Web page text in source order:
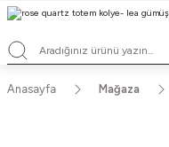
TÜM ALIŞVERİŞLERDE
L'EA'NIN
HER BİR L'EA ÖMÜR
TEK
Anasayfa Mağaza